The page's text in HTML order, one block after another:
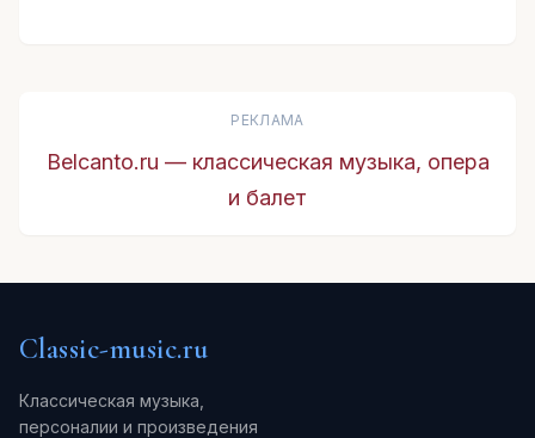
РЕКЛАМА
Belcanto.ru — классическая музыка, опера
и балет
Classic-music.ru
Классическая музыка,
персоналии и произведения